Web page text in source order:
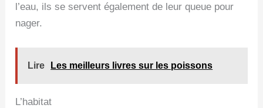
l’eau, ils se servent également de leur queue pour
nager.
Lire Les meilleurs livres sur les poissons
L’habitat